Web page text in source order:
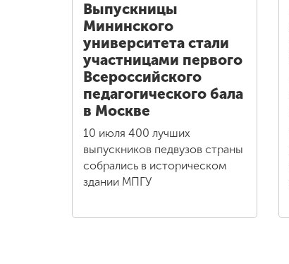
Выпускницы
Мининского
университета стали
участницами первого
Всероссийского
педагогического бала
в Москве
10 июля 400 лучших
выпускников педвузов страны
собрались в историческом
здании МПГУ